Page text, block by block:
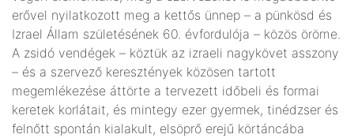
erővel nyilatkozott meg a kettős ünnep – a pünkösd és
Izrael Állam születésének 60. évfordulója – közös öröme.
A zsidó vendégek – köztük az izraeli nagykövet asszony
– és a szervező keresztények közösen tartott
megemlékezése áttörte a tervezett időbeli és formai
keretek korlátait, és mintegy ezer gyermek, tinédzser és
felnőtt spontán kialakult, elsöprő erejű körtáncába